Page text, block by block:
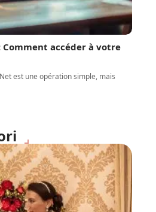
Comment accéder à votre
est une opération simple, mais